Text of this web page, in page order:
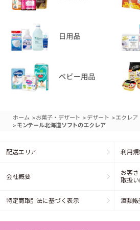
ホーム >お菓子・デザート > デザート >エクレア
> モンテール北海道ソフトのエクレア
配送エリア 利用規
会社概要
お客
取扱い
特定商取引法に基づく表示 酒類